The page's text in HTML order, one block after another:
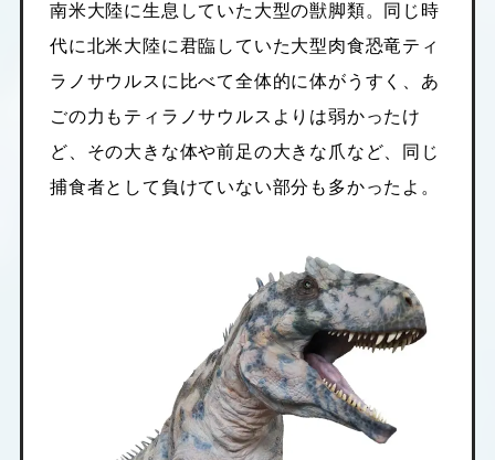
南米大陸に生息していた大型の獣脚類。同じ時
代に北米大陸に君臨していた大型肉食恐竜ティ
ラノサウルスに比べて全体的に体がうすく、あ
ごの力もティラノサウルスよりは弱かったけ
ど、その大きな体や前足の大きな爪など、同じ
捕食者として負けていない部分も多かったよ。